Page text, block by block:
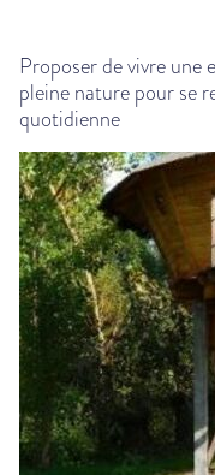
Proposer de vivre une
pleine nature pour se
quotidienne